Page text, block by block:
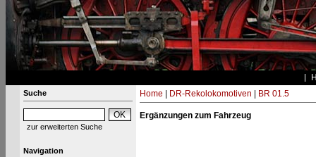
Suche
zur erweiterten Suche
Navigation
Home DR-Rekolokomotiven BR 01.5
Ergänzungen zum Fahrzeug